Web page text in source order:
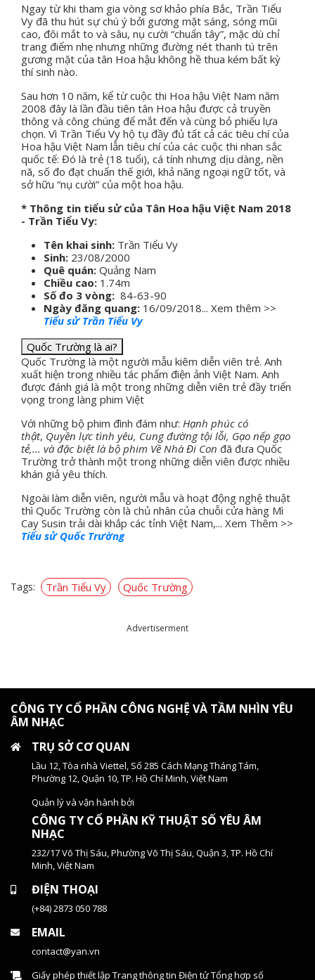
Ngay từ khi tham gia vòng sơ khảo phía Bắc, Trần Tiểu
Vy đã thu hút sự chú ý bởi gương mặt sáng, sóng mũi
cao, đôi mắt to và sâu, nụ cười “chuẩn tây”, mặc dù chỉ
trang điểm nhẹ nhưng những đường nét thanh tú trên
gương mặt của tân Hoa hậu không hề thua kém bất kỳ
thí sinh nào.
Sau hơn 10 năm, kể từ cuộc thi Hoa hậu Việt Nam năm
2008 đây là lần đầu tiên tân Hoa hậu được cả truyền
thông và công chúng để mắt đến và cùng bỏ phiếu lựa
chọn. Vì Trần Tiểu Vy hộ tụ đầy đủ tất cả các tiêu chí của
Hoa hậu Việt Nam lẫn tiêu chí của các cuộc thi nhan sắc
quốc tế: Đó là trẻ (18 tuổi), cá tính nhưng dịu dàng, nền
nã, số đo đạt chuẩn thế giới, khả năng ngoại ngữ tốt, và
sở hữu “nụ cười” của một hoa hậu.
* Thông tin tiểu sử của Tân Hoa hậu Việt Nam 2018
- Trần Tiểu Vy:
Tên khai sinh: Trần Tiểu Vy
Sinh: 23/08/2000
Quê quán: Quảng Nam
Chiều cao: 1.74m
Số đo 3 vòng: 84-63-90
Ngày đăng quang: 16/09/2018... Xem thêm >>
Tiểu sử Trần Tiểu Vy
Quốc Trường là ai?
Quốc Trường là một người mẫu kiêm diễn viên trẻ. Anh
xuất hiện trong nhiều tác phẩm điện ảnh Việt Nam. Anh
được đánh giá là một trong những diễn viên trẻ đầy triển
vọng trong làng phim Việt
Với những bộ phim đình đám như: Hạnh phúc có
thật, Quyền lực tình yêu, Cung đường tội lỗi, Gạo nếp gạo
tẻ,... và đặc biệt là bộ phim Về Nhà Đi Con đã đưa Quốc
Trường trở thành một trong những diễn viên được nhiều
khán giả yêu thích.
Ngoài làm diễn viên, người mẫu và hoạt động nghệ thuật
thì Quốc Trường còn là chủ nhân của chuỗi cửa hàng Mì
Cay Susin trải dài khắp các tỉnh Việt Nam,... Xem Thêm >>
Tiểu sử Quốc Trường
Tags: Trần Tiểu Vy Quốc Trường
Advertiserment
CÔNG TY CỔ PHẦN CÔNG NGHỆ VÀ TẦM NHÌN YÊU
ÂM NHẠC
TRỤ SỞ CƠ QUAN
Lầu 12, Tòa nhà Viettel, Số 285 Cách Mạng Tháng Tám,
Phường 12, Quận 10, TP. Hồ Chí Minh, Việt Nam
Quản lý và vận hành bởi
CÔNG TY CỔ PHẦN KỸ THUẬT SỐ YÊU ÂM
NHẠC
232/17 Võ Thị Sáu, Phường Võ Thị Sáu, Quận 3, TP. Hồ Chí
Minh, Việt Nam
ĐIỆN THOẠI
(+84) 2873 050 788
EMAIL
contact@yan.vn
Giấy phép thiết lập Trang thông tin Điện tử Tổng hợp số